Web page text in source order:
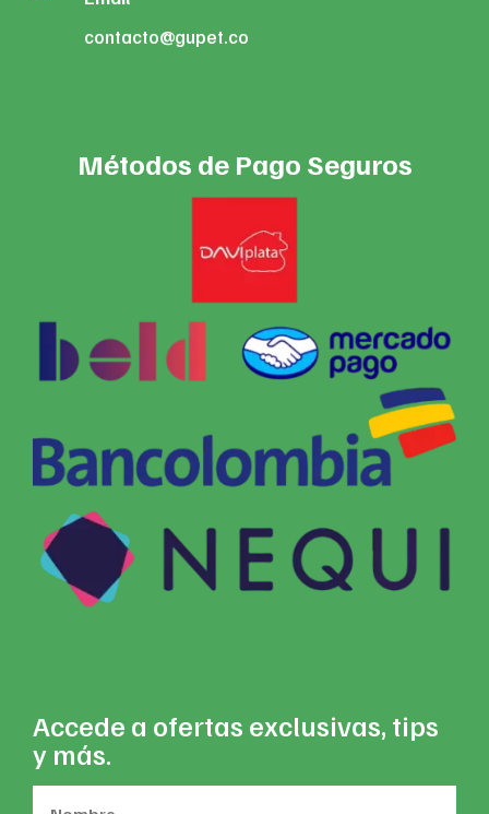
contacto@gupet.co
Métodos de Pago Seguros
Accede a ofertas exclusivas, tips
y más.